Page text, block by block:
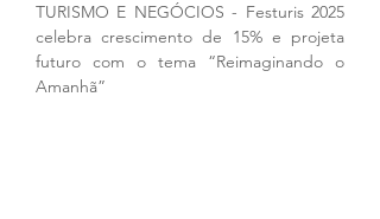
TURISMO E NEGÓCIOS - Festuris 2025
celebra crescimento de 15% e projeta
futuro com o tema “Reimaginando o
Amanhã”